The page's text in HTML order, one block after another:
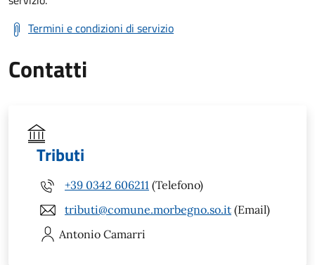
Termini e condizioni di servizio
Contatti
Tributi
+39 0342 606211 (Telefono)
tributi@comune.morbegno.so.it (Email)
Antonio Camarri